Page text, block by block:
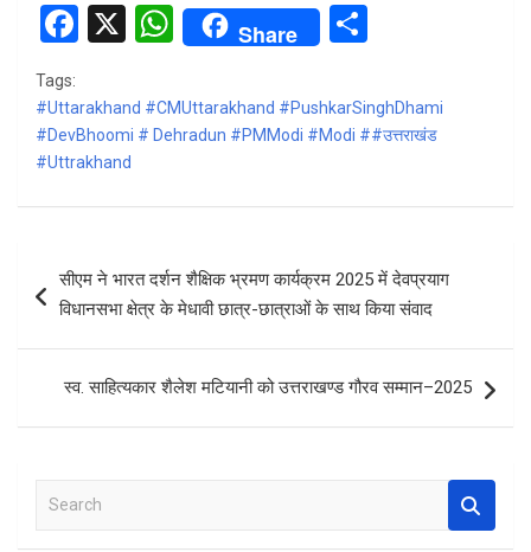
F
ce
b
o
o
X
W
h
at
s
p
Share
ar
e
Tags:
#Uttarakhand #CMUttarakhand #PushkarSinghDhami
#DevBhoomi # Dehradun #PMModi #Modi ##उत्तराखंड
#Uttrakhand
navigation
सीएम ने भारत दर्शन शैक्षिक भ्रमण कार्यक्रम 2025 में देवप्रयाग
विधानसभा क्षेत्र के मेधावी छात्र-छात्राओं के साथ किया संवाद
स्व. साहित्यकार शैलेश मटियानी को उत्तराखण्ड गौरव सम्मान–2025